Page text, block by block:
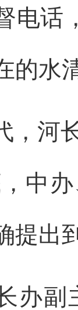
电话
的水
，河
中
提出
办副